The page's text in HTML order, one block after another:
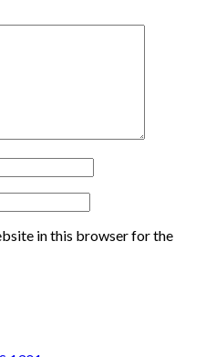
in this browser for the